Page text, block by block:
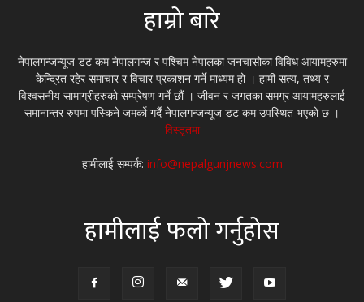
हाम्रो बारे
नेपालगन्जन्यूज डट कम नेपालगन्ज र पश्चिम नेपालका जनचासोका विविध आयामहरुमा
केन्द्रित रहेर समाचार र विचार प्रकाशन गर्ने माध्यम हो । हामी सत्य, तथ्य र
विश्वसनीय सामाग्रीहरुको सम्प्रेषण गर्ने छौं । जीवन र जगतका समग्र आयामहरुलाई
समानान्तर रुपमा पस्किने जमर्को गर्दै नेपालगन्जन्यूज डट कम उपस्थित भएको छ ।
विस्तृतमा
हामीलाई सम्पर्क: info@nepalgunjnews.com
हामीलाई फलो गर्नुहोस